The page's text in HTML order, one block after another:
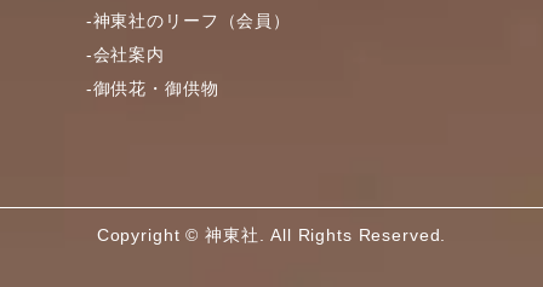
-神東社のリーフ（会員）
-会社案内
-御供花・御供物
Copyright © 神東社. All Rights Reserved.